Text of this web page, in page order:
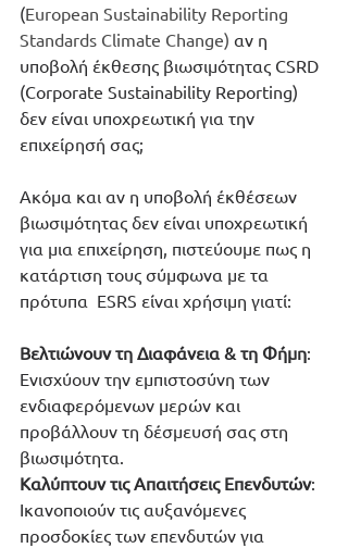
(European Sustainability Reporting
Standards Climate Change) αν η
υποβολή έκθεσης βιωσιμότητας CSRD
(Corporate Sustainability Reporting)
δεν είναι υποχρεωτική για την
επιχείρησή σας;
Ακόμα και αν η υποβολή έκθέσεων
βιωσιμότητας δεν είναι υποχρεωτική
για μια επιχείρηση, πιστεύουμε πως η
κατάρτιση τους σύμφωνα με τα
πρότυπα  ESRS είναι χρήσιμη γιατί:
Βελτιώνουν τη Διαφάνεια & τη Φήμη:
Ενισχύουν την εμπιστοσύνη των
ενδιαφερόμενων μερών και
προβάλλουν τη δέσμευσή σας στη
βιωσιμότητα.
Καλύπτουν τις Απαιτήσεις Επενδυτών:
Ικανοποιούν τις αυξανόμενες
προσδοκίες των επενδυτών για